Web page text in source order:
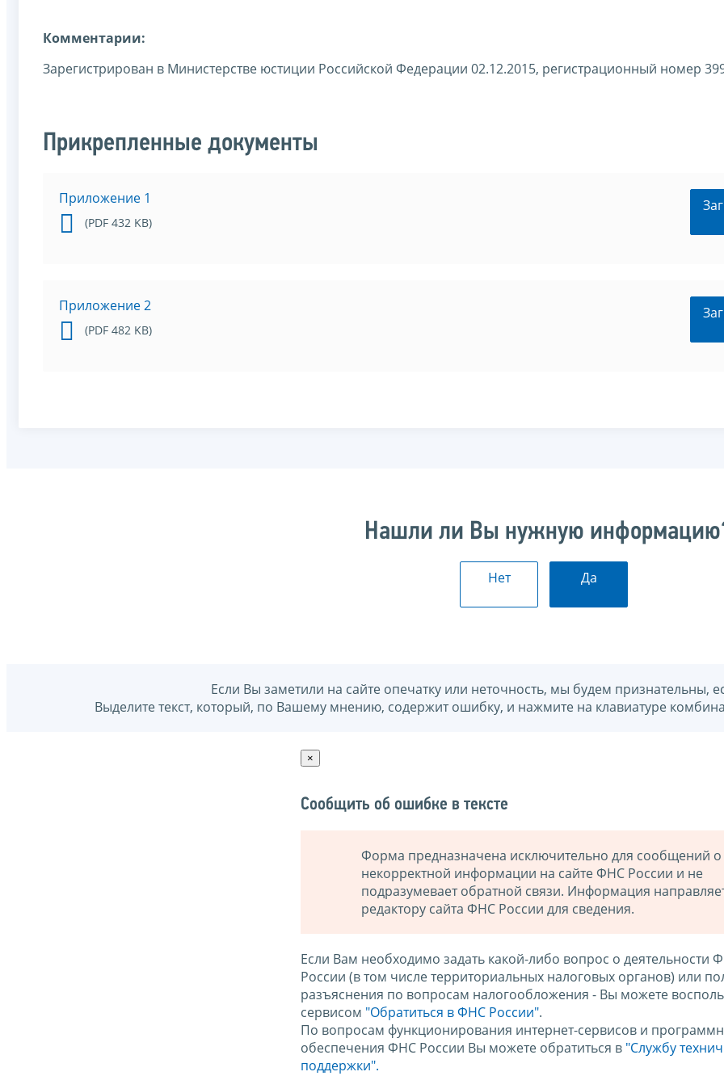
Комментарии:
Зарегистрирован в Министерстве юстиции Российской Федерации 02.12.2015, регистрационный номер
Прикрепленные документы
Приложение 1
(PDF 432 KB)
Приложение 2
(PDF 482 KB)
Нашли ли Вы нужную
Нет Да
Если Вы заметили на сайте опечатку или неточность, мы будем признательны,
Выделите текст, который, по Вашему мнению, содержит ошибку, и нажмите на клавиатуре
×
Сообщить об ошибке в тексте
Форма предназначена исключительно для сообщений о
некорректной информации на сайте ФНС России и не
подразумевает обратной связи. Информация
редактору сайта ФНС России для сведения.
Если Вам необходимо задать какой-либо вопрос о деятельности
России (в том числе территориальных налоговых органов) или
разъяснения по вопросам налогообложения - Вы можете
сервисом "Обратиться в ФНС России".
По вопросам функционирования интернет-сервисов и
обеспечения ФНС России Вы можете обратиться в "Службу
поддержки".